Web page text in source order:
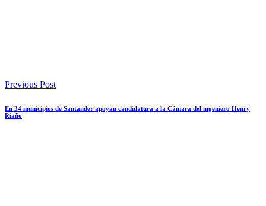
Previous Post
En 34 municipios de Santander apoyan candidatura a la Cámara del ingeniero Henry
Riaño